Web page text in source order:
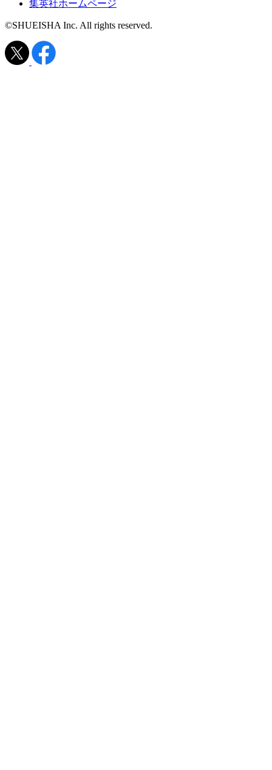
集英社ホームページ
©SHUEISHA Inc. All rights reserved.